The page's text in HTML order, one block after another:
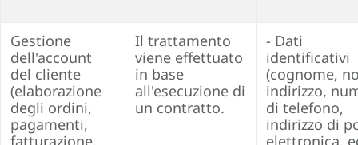
Gestione
dell'account
del cliente
(elaborazione
degli ordini,
pagamenti,
fatturazione,
Il trattamento
viene effettuato
in base
all'esecuzione di
un contratto.
- Dati
identificativi
(cognome,
indirizzo,
di telefono,
indirizzo di
elettronica,